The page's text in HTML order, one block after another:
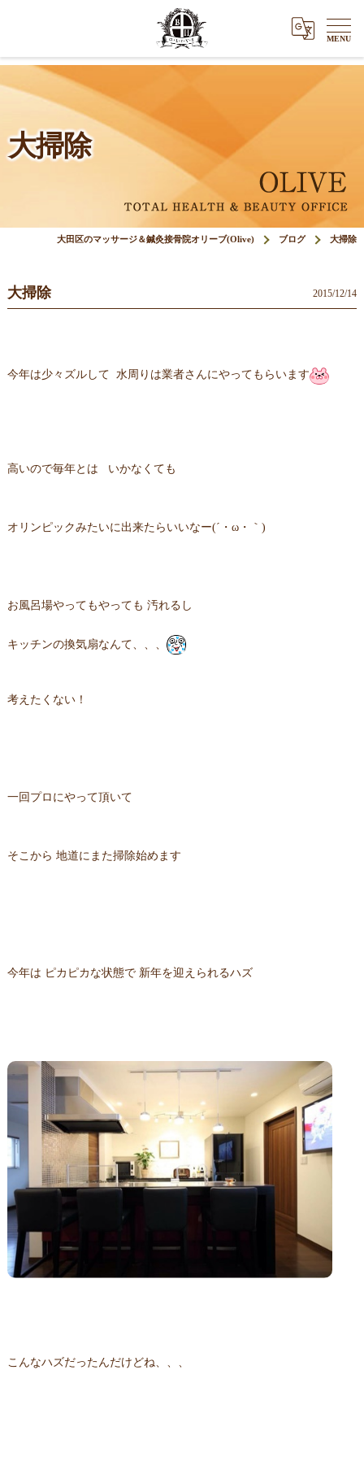
大掃除
大田区のマッサージ＆鍼灸接骨院オリーブ(Olive) ブログ 大掃除
大掃除 2015/12/14
今年は少々ズルして 水周りは業者さんにやってもらいます
高いので毎年とは いかなくても
オリンピックみたいに出来たらいいなー(´・ω・｀)
お風呂場やってもやっても 汚れるし
キッチンの換気扇なんて、、、
考えたくない！
一回プロにやって頂いて
そこから 地道にまた掃除始めます
今年は ピカピカな状態で 新年を迎えられるハズ
こんなハズだったんだけどね、、、